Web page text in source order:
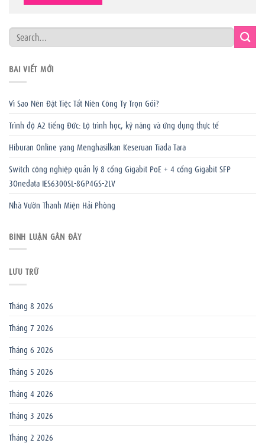
BÀI VIẾT MỚI
Vì Sao Nên Đặt Tiệc Tất Niên Công Ty Trọn Gói?
Trình độ A2 tiếng Đức: Lộ trình học, kỹ năng và ứng dụng thực tế
Hiburan Online yang Menghasilkan Keseruan Tiada Tara
Switch công nghiệp quản lý 8 cổng Gigabit PoE + 4 cổng Gigabit SFP
3Onedata IES6300SL-8GP4GS-2LV
Nhà Vườn Thanh Miện Hải Phòng
BÌNH LUẬN GẦN ĐÂY
LƯU TRỮ
Tháng 8 2026
Tháng 7 2026
Tháng 6 2026
Tháng 5 2026
Tháng 4 2026
Tháng 3 2026
Tháng 2 2026